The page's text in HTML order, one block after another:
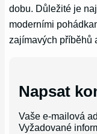
dobu. Důležité je
moderními
zajímavých příběhů
Napsat
Vaše e-mailová
Vyžadované